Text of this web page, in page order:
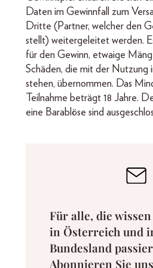
Daten im Gewinnfall zum
Dritte (Partner, welcher den
stellt) weitergeleitet werden.
für den Gewinn, etwaige
Schäden, die mit der Nutzung
stehen, übernommen. Das
Teilnahme beträgt 18 Jahre.
eine Barablöse sind
Für alle, die
in Österreich und
Bundesland
Abonnieren Sie